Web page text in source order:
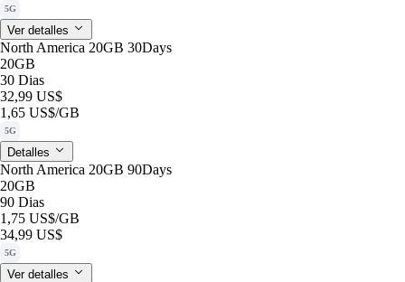
5G
Ver detalles
North America 20GB 30Days
20GB
30 Dias
32,99 US$
1,65 US$/GB
5G
Detalles
North America 20GB 90Days
20GB
90 Dias
1,75 US$/GB
34,99 US$
5G
Ver detalles